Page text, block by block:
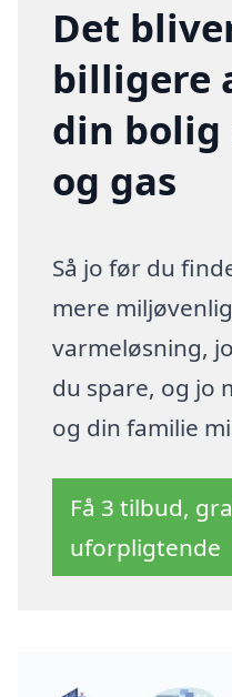
Det
billigere
din bolig
og gas
Så jo før du
mere
varmeløsning,
du spare, og jo
og din familie
Få 3 tilbud,
uforpligtende